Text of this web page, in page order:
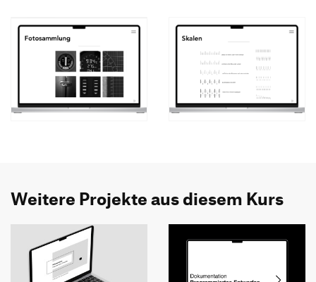
Weitere Projekte aus diesem Kurs